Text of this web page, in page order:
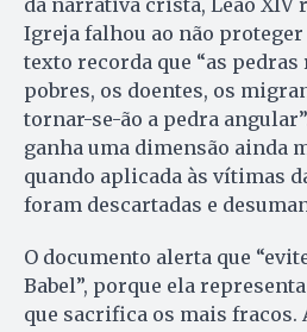
da narrativa cristã, Leão XIV
Igreja falhou ao não proteger
texto recorda que “as
pobres, os doentes, os
tornar-se-ão a pedra
ganha uma dimensão ainda
quando aplicada às vítimas
foram descartadas e
O documento alerta que
Babel”, porque ela
que sacrifica os mais fracos.